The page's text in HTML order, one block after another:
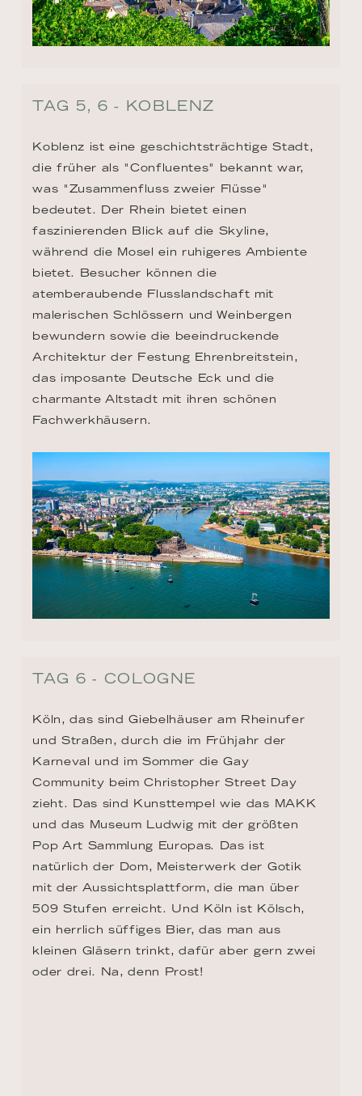
TAG 5, 6 - KOBLENZ
Koblenz ist eine geschichtsträchtige Stadt,
die früher als "Confluentes" bekannt war,
was "Zusammenfluss zweier Flüsse"
bedeutet. Der Rhein bietet einen
faszinierenden Blick auf die Skyline,
während die Mosel ein ruhigeres Ambiente
bietet. Besucher können die
atemberaubende Flusslandschaft mit
malerischen Schlössern und Weinbergen
bewundern sowie die beeindruckende
Architektur der Festung Ehrenbreitstein,
das imposante Deutsche Eck und die
charmante Altstadt mit ihren schönen
Fachwerkhäusern.
TAG 6 - COLOGNE
Köln, das sind Giebelhäuser am Rheinufer
und Straßen, durch die im Frühjahr der
Karneval und im Sommer die Gay
Community beim Christopher Street Day
zieht. Das sind Kunsttempel wie das MAKK
und das Museum Ludwig mit der größten
Pop Art Sammlung Europas. Das ist
natürlich der Dom, Meisterwerk der Gotik
mit der Aussichtsplattform, die man über
509 Stufen erreicht. Und Köln ist Kölsch,
ein herrlich süffiges Bier, das man aus
kleinen Gläsern trinkt, dafür aber gern zwei
oder drei. Na, denn Prost!